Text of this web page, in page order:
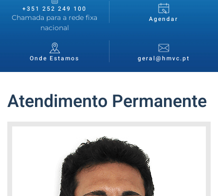
+351 252 249 100
Chamada para a rede fixa
nacional
Agendar
Onde Estamos geral@hmvc.pt
Atendimento Permanente